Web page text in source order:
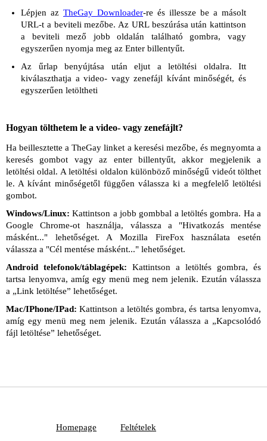
Lépjen az TheGay Downloader-re és illessze be a másolt
URL-t a beviteli mezőbe. Az URL beszúrása után kattintson
a beviteli mező jobb oldalán található gombra, vagy
egyszerűen nyomja meg az Enter billentyűt.
Az űrlap benyújtása után eljut a letöltési oldalra. Itt
kiválaszthatja a video- vagy zenefájl kívánt minőségét, és
egyszerűen letöltheti
Hogyan tölthetem le a video- vagy zenefájlt?
Ha beillesztette a TheGay linket a keresési mezőbe, és megnyomta a
keresés gombot vagy az enter billentyűt, akkor megjelenik a
letöltési oldal. A letöltési oldalon különböző minőségű videót tölthet
le. A kívánt minőségetől függően válassza ki a megfelelő letöltési
gombot.
Windows/Linux: Kattintson a jobb gombbal a letöltés gombra. Ha a
Google Chrome-ot használja, válassza a "Hivatkozás mentése
másként..." lehetőséget. A Mozilla FireFox használata esetén
válassza a "Cél mentése másként..." lehetőséget.
Android telefonok/táblagépek: Kattintson a letöltés gombra, és
tartsa lenyomva, amíg egy menü meg nem jelenik. Ezután válassza
a „Link letöltése” lehetőséget.
Mac/IPhone/IPad: Kattintson a letöltés gombra, és tartsa lenyomva,
amíg egy menü meg nem jelenik. Ezután válassza a „Kapcsolódó
fájl letöltése” lehetőséget.
Homepage Feltételek